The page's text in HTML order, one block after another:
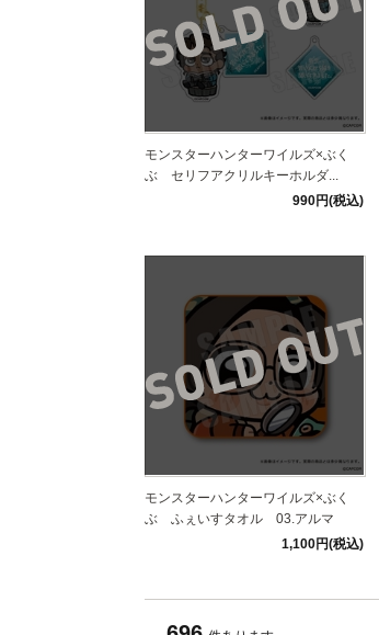
モンスターハンターワイルズ×ぶく
ぶ セリフアクリルキーホルダ...
990円(税込)
モンスターハンターワイルズ×ぶく
ぶ ふぇいすタオル 03.アルマ
1,100円(税込)